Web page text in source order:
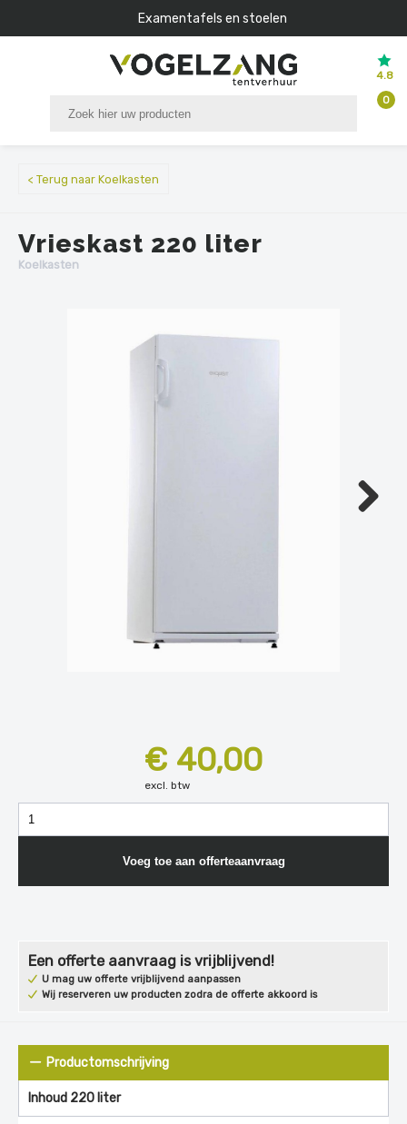
Examentafels en stoelen
4.8
0
< Terug naar Koelkasten
Vrieskast 220 liter
Koelkasten
€ 40,00
excl. btw
Voeg toe aan offerteaanvraag
Een offerte aanvraag is vrijblijvend!
U mag uw offerte vrijblijvend aanpassen
Wij reserveren uw producten zodra de offerte akkoord is
Productomschrijving
Inhoud 220 liter